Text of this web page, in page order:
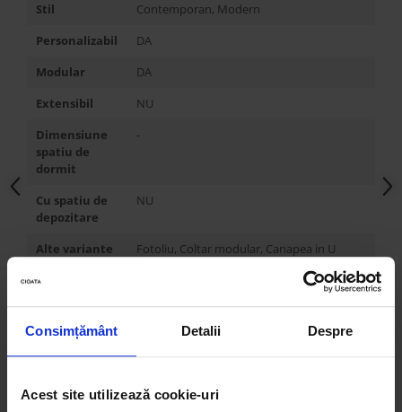
Consimțământ Detalii Despre
Acest site utilizează cookie-uri
Stil
Contemporan, Modern
Personalizabil
DA
Modular
DA
Extensibil
NU
Dimensiune
spatiu de
dormit
-
Cu spatiu de
depozitare
NU
Alte variante
Fotoliu, Coltar modular, Canapea in U
Latime
in functie de configuratia aleasa
Inaltime
85 cm / 102 cm cu tetiera
Adancime
sedere